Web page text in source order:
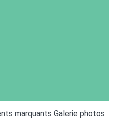
marquants Galerie photos